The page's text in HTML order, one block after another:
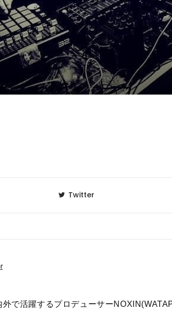
Twitter
で活躍するプロデューサー